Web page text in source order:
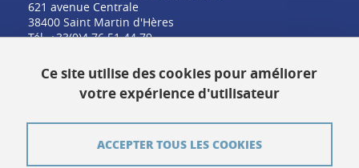
621 avenue Centrale
38400 Saint Martin d'Hères
Tél. +33(0)4 76 51 44 79
Ce site utilise des cookies pour améliorer
votre expérience d'utilisateur
ACCEPTER TOUS LES COOKIES